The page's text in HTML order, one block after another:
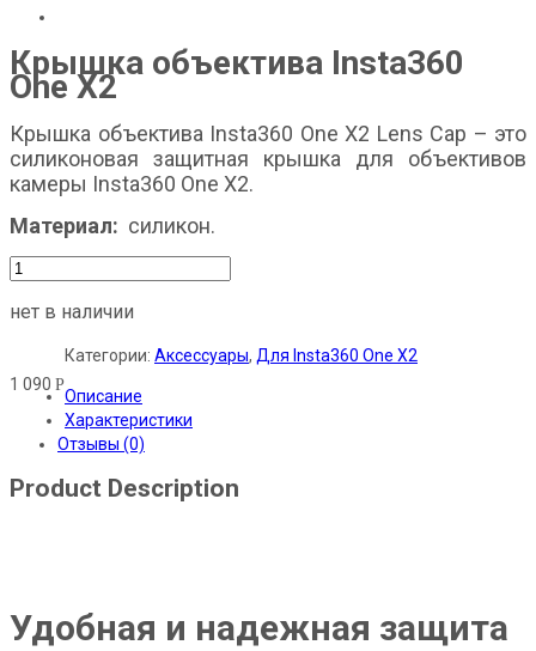
Крышка объектива Insta360
One X2
Крышка объектива Insta360 One X2 Lens Cap – это
силиконовая защитная крышка для объективов
камеры Insta360 One X2.
Материал: силикон.
нет в наличии
1 090 Р
Категории: Аксессуары, Для Insta360 One X2
Описание
Характеристики
Отзывы (0)
Product Description
Удобная и надежная защита